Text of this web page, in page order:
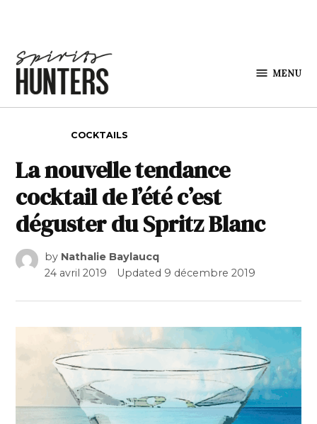
MENU
COCKTAILS
La nouvelle tendance
cocktail de l’été c’est
déguster du Spritz Blanc
by Nathalie Baylaucq
24 avril 2019
Updated 9 décembre 2019